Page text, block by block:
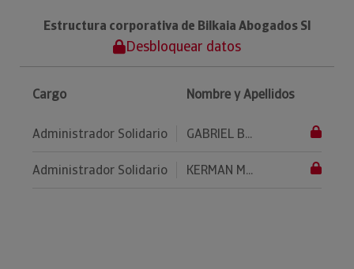
Estructura corporativa de Bilkaia Abogados Sl
Desbloquear datos
Cargo Nombre y Apellidos
Administrador Solidario GABRIEL B...
Administrador Solidario KERMAN M...